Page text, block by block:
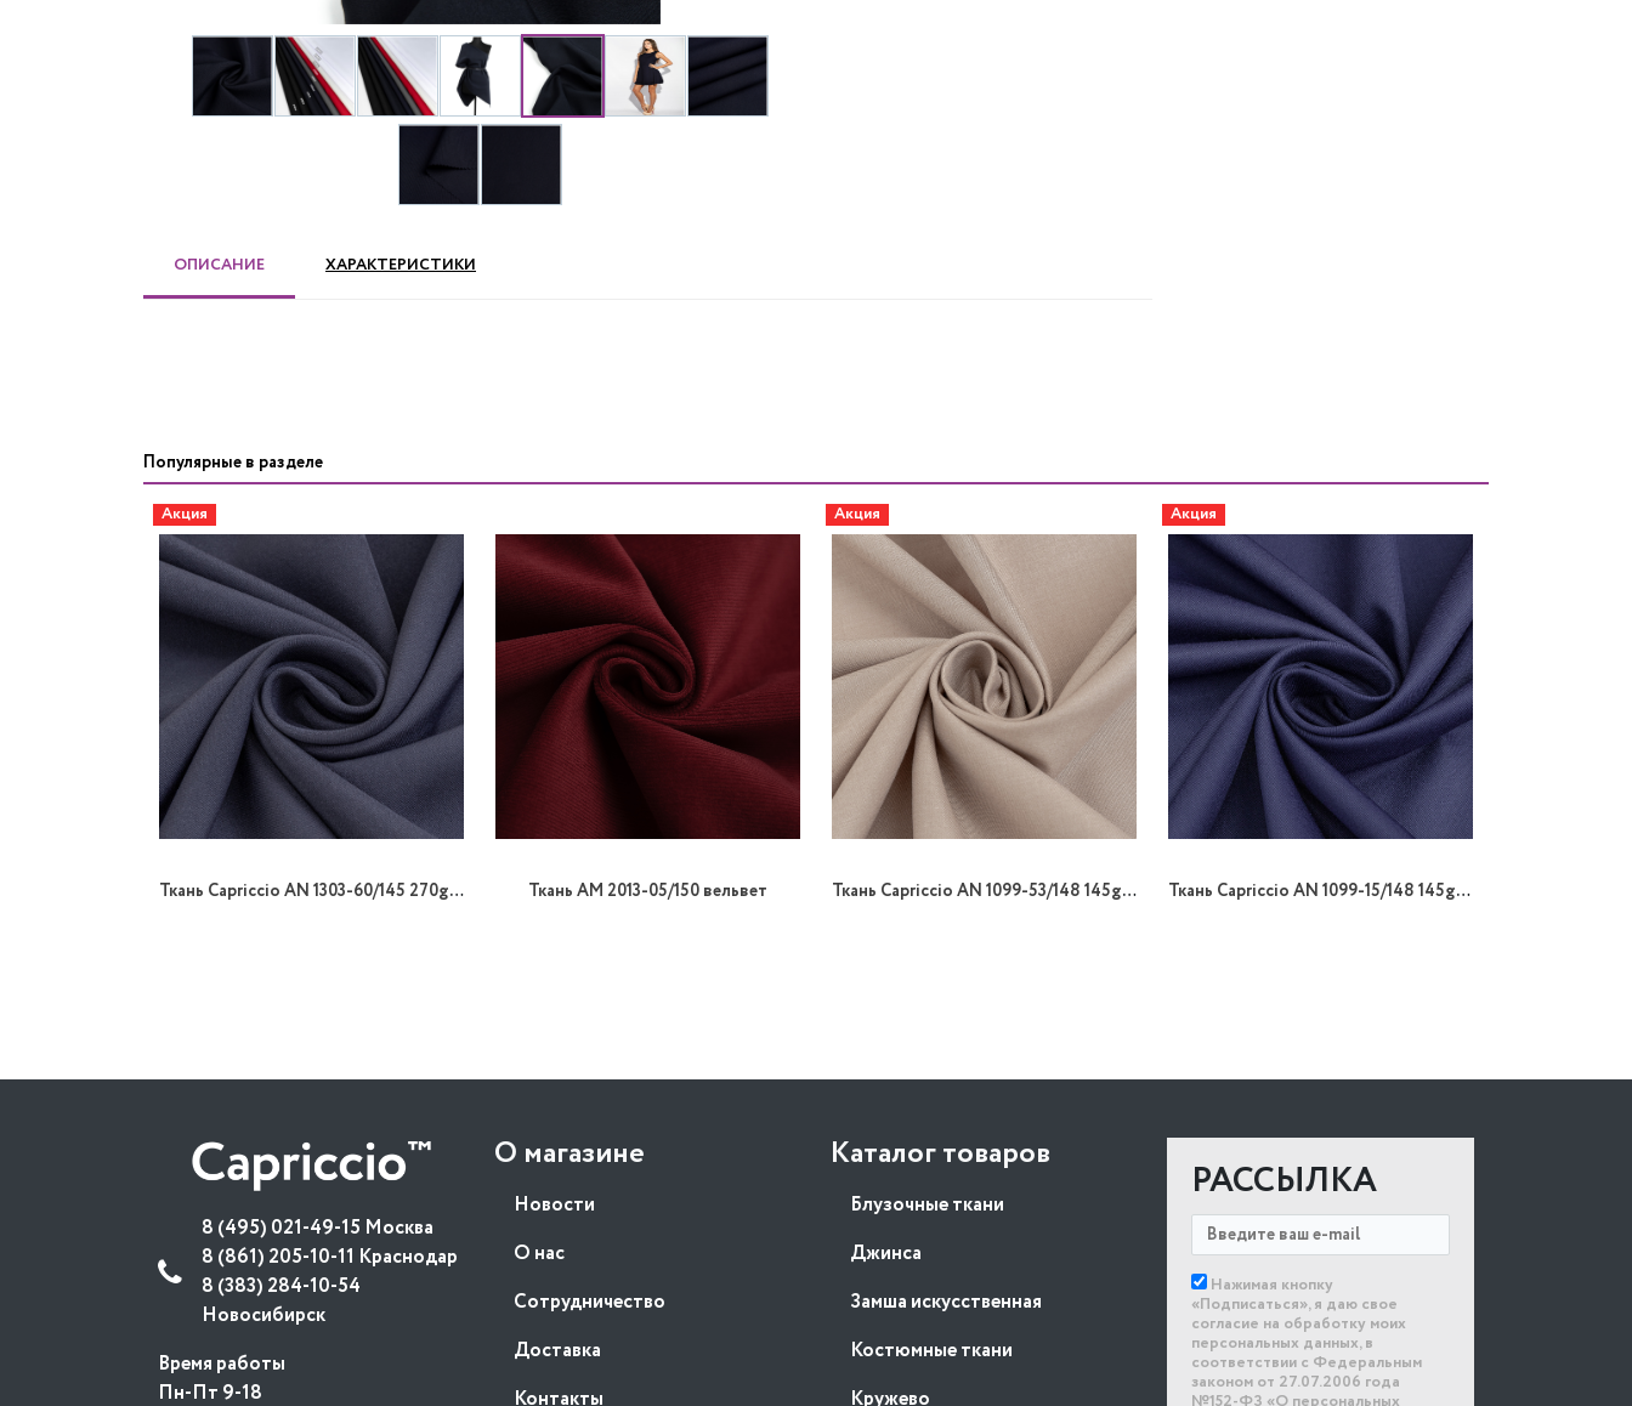
ОПИСАНИЕ ХАРАКТЕРИСТИКИ
Популярные в разделе
Акция
Ткань Capriccio AN 1303-60/145 270gr K стрейч Ткань AM 2013-05/150 вельвет
Акция
Ткань Capriccio AN 1099-53/148 145gr K поливискоза
Акция
Ткань Capriccio AN 1099-15/148 145gr K поливискоза
О магазине
Новости
О нас
Сотрудничество
Доставка
Контакты
Каталог товаров
Блузочные ткани
Джинса
Замша искусственная
Костюмные ткани
Кружево
РАССЫЛКА
Нажимая кнопку
«Подписаться», я даю свое
согласие на обработку моих
персональных данных, в
соответствии с Федеральным
законом от 27.07.2006 года
8 (495) 021-49-15 Москва
8 (861) 205-10-11 Краснодар
8 (383) 284-10-54
Новосибирск
Время работы
Пн-Пт 9-18